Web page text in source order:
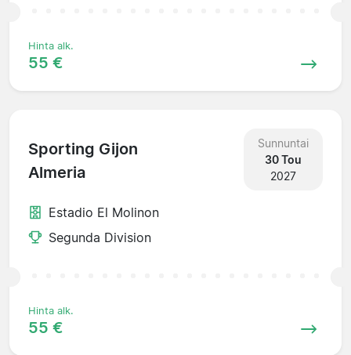
Hinta alk.
55 €
Sporting Gijon
Almeria
Sunnuntai
30 Tou
2027
Estadio El Molinon
Segunda Division
Hinta alk.
55 €